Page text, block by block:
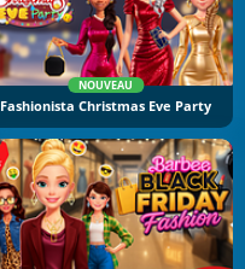
NOUVEAU
Fashionista Christmas Eve Party